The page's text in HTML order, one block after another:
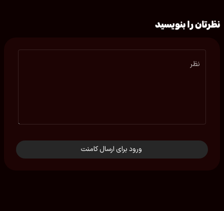
نظرتان را بنویسید
نظر
ورود برای ارسال کامنت